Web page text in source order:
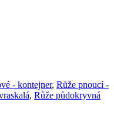
- kontejner, Růže pnoucí -
, Růže půdokryvná